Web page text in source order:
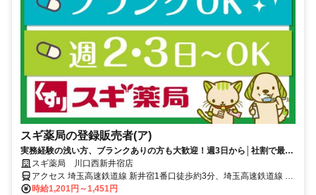
スギ薬局の登録販売者(ア)
実務経験の浅い方、ブランクありの方も大歓迎！週3日から│社割で最大
30％オフ♪
スギ薬局 川口西新井宿店
アクセス 埼玉高速鉄道線 新井宿1番口徒歩約3分、埼玉高速鉄道線 鳩
ヶ谷3番口徒歩約19分、埼玉高速鉄道線 戸塚安行1番口徒歩約35分
時給1,201円～1,451円